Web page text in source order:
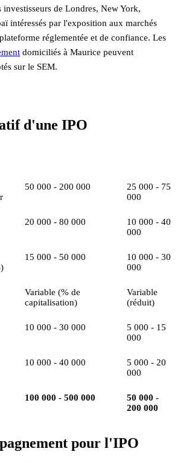
investisseurs de Londres, New York,
intéressés par l'exposition aux marchés
réglementée et de confiance. Les
domiciliés à Maurice peuvent
sur le SEM.
d'une IPO
50 000 - 200 000
25 000 - 75
000
20 000 - 80 000
10 000 - 40
000
15 000 - 50 000
10 000 - 30
000
Variable (% de
capitalisation)
Variable
(réduit)
10 000 - 30 000
5 000 - 15
000
10 000 - 40 000
5 000 - 20
000
100 000 - 500 000
50 000 -
200 000
pour l'IPO